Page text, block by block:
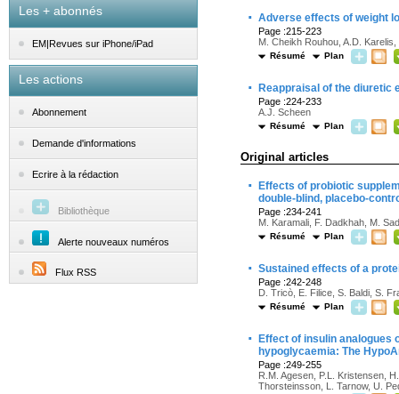
Les + abonnés
EM|Revues sur iPhone/iPad
Les actions
Abonnement
Demande d'informations
Ecrire à la rédaction
Bibliothèque
Alerte nouveaux numéros
Flux RSS
· Adverse effects of weight
Page :215-223
M. Cheikh Rouhou, A.D.
Résumé Plan
· Reappraisal of the diuretic
Page :224-233
A.J. Scheen
Résumé Plan
Original articles
·
Effects of probiotic
double-blind, placebo-
Page :234-241
M. Karamali, F. Dadkhah, M.
Résumé Plan
· Sustained effects of a
Page :242-248
D. Tricò, E. Filice, S. Baldi, S.
Résumé Plan
·
Effect of insulin analogues
hypoglycaemia: The
Page :249-255
R.M. Agesen, P.L. Kristensen,
Thorsteinsson, L. Tarnow, U.